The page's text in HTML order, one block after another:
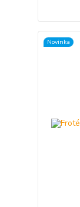
Novinka